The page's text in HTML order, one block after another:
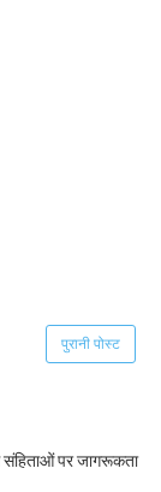
पुरानी पोस्ट
पर जागरूकता